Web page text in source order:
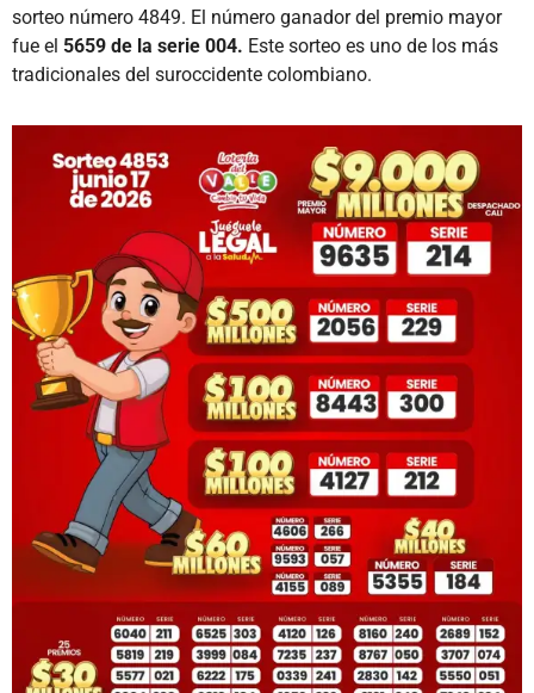
sorteo número 4849. El número ganador del premio mayor
fue el 5659 de la serie 004. Este sorteo es uno de los más
tradicionales del suroccidente colombiano.